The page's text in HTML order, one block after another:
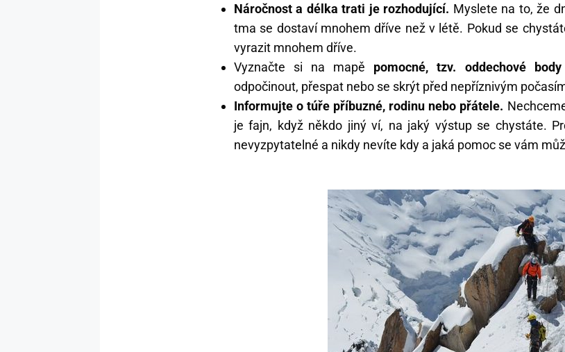
Náročnost a délka trati je rozhodující. Myslete na to, že
tma se dostaví mnohem dříve než v létě. Pokud se
vyrazit mnohem dříve.
Vyznačte si na mapě pomocné, tzv. oddechové
odpočinout, přespat nebo se skrýt před nepříznivým
Informujte o túře příbuzné, rodinu nebo přátele.
je fajn, když někdo jiný ví, na jaký výstup se chystáte.
nevyzpytatelné a nikdy nevíte kdy a jaká pomoc se vám